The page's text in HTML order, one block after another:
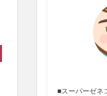
■スーパーゼネ